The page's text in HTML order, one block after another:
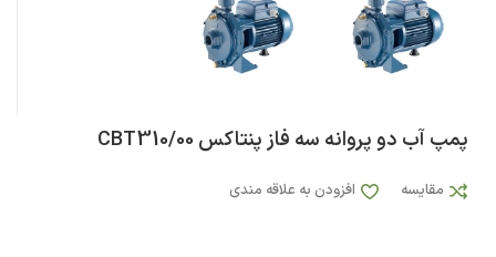
پمپ آب دو پروانه سه فاز پنتاکس CBT310/00
مقایسه افزودن به علاقه مندی